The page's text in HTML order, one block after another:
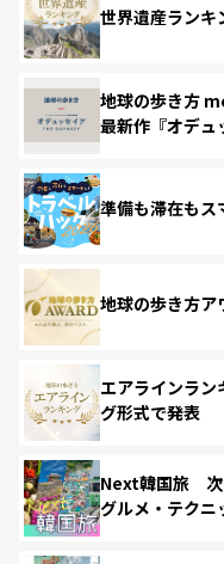
世界遺産ランキ
地球の歩き方
最新作『オデュ
準備も滞在も
地球の歩き方ア
エアラインラ
グ形式で発表
Next韓国旅 次
グルメ・テクニ